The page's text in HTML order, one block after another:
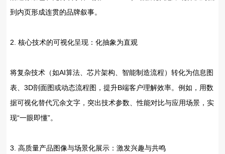
到内页形成连贯的品牌叙事。
2. ‌核心技术的可视化呈现：化抽象为直观‌
将复杂技术（如AI算法、芯片架构、智能制造流程）转化为信息图
表、3D剖面图或动态流程图，提升B端客户理解效率。例如，用‌数
据可视化替代冗余文字‌，突出技术参数、性能对比与应用场景，实
现“一眼即懂”。
3. ‌高质量产品图像与场景化展示：激发兴趣与共鸣‌